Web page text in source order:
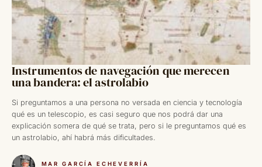
Instrumentos de navegación que merecen
una bandera: el astrolabio
Si preguntamos a una persona no versada en ciencia y tecnología
qué es un telescopio, es casi seguro que nos podrá dar una
explicación somera de qué se trata, pero si le preguntamos qué es
un astrolabio, ahí habrá más dificultades.
MAR GARCÍA ECHEVERRÍA